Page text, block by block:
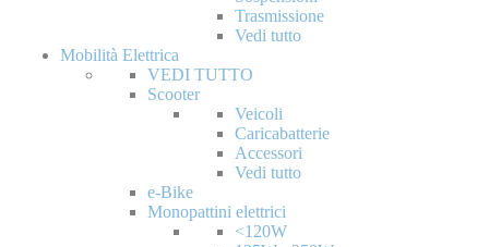
Trasmissione
Vedi tutto
Mobilità Elettrica
VEDI TUTTO
Scooter
Veicoli
Caricabatterie
Accessori
Vedi tutto
e-Bike
Monopattini elettrici
<120W